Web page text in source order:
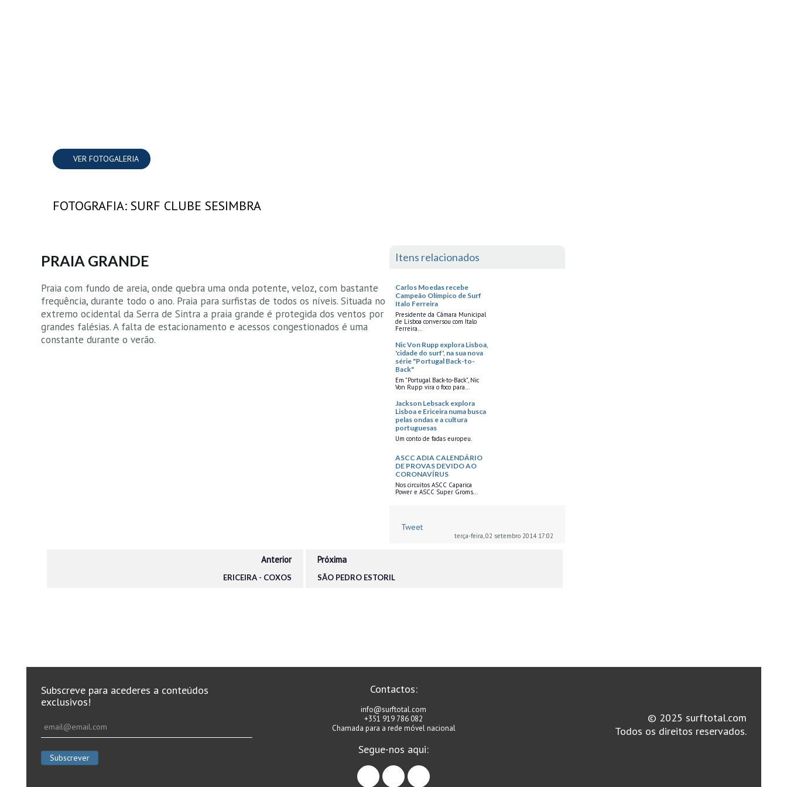
VER FOTOGALERIA
FOTOGRAFIA: SURF CLUBE SESIMBRA
Itens relacionados
Carlos Moedas recebe
Campeão Olímpico de Surf
Italo Ferreira
Presidente da Câmara Municipal
de Lisboa conversou com Italo
Ferreira…
Nic Von Rupp explora Lisboa,
'cidade do surf', na sua nova
série "Portugal Back-to-
Back"
Em "Portugal Back-to-Back", Nic
Von Rupp vira o foco para…
Jackson Lebsack explora
Lisboa e Ericeira numa busca
pelas ondas e a cultura
portuguesas
Um conto de fadas europeu.
ASCC ADIA CALENDÁRIO
DE PROVAS DEVIDO AO
CORONAVÍRUS
Nos circuitos ASCC Caparica
Power e ASCC Super Groms...
Tweet
terça-feira, 02 setembro 2014 17:02
PRAIA GRANDE
Praia com fundo de areia, onde quebra uma onda potente, veloz, com bastante
frequência, durante todo o ano. Praia para surfistas de todos os níveis. Situada no
extremo ocidental da Serra de Sintra a praia grande é protegida dos ventos por
grandes falésias. A falta de estacionamento e acessos congestionados é uma
constante durante o verão.
Anterior
ERICEIRA - COXOS
Próxima
SÃO PEDRO ESTORIL
Subscreve para acederes a conteúdos
exclusivos!
Contactos:
info@surftotal.com
+351 919 786 082
Chamada para a rede móvel nacional
Segue-nos aqui:
facebookinstagramlinkedin
© 2025 surftotal.com
Todos os direitos reservados.